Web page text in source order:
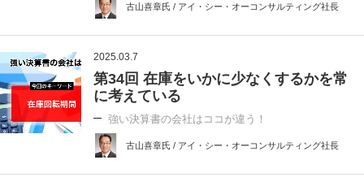
古山喜章氏 / アイ・シー・オーコンサルティング社長
2025.03.7
第34回 在庫をいかに少なくするかを常
に考えている
強い決算書の会社はココが違う！
古山喜章氏 / アイ・シー・オーコンサルティング社長